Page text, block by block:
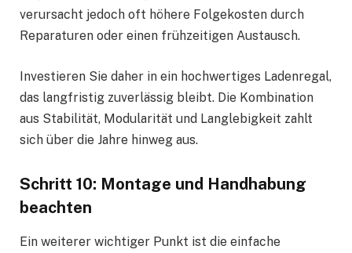
verursacht jedoch oft höhere Folgekosten durch
Reparaturen oder einen frühzeitigen Austausch.
Investieren Sie daher in ein hochwertiges Ladenregal,
das langfristig zuverlässig bleibt. Die Kombination
aus Stabilität, Modularität und Langlebigkeit zahlt
sich über die Jahre hinweg aus.
Schritt 10: Montage und Handhabung
beachten
Ein weiterer wichtiger Punkt ist die einfache